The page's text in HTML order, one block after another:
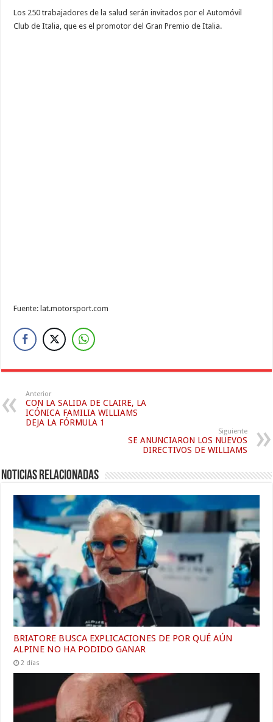
Los 250 trabajadores de la salud serán invitados por el Automóvil
Club de Italia, que es el promotor del Gran Premio de Italia.
Fuente: lat.motorsport.com
Anterior
CON LA SALIDA DE CLAIRE, LA
ICÓNICA FAMILIA WILLIAMS
DEJA LA FÓRMULA 1
Siguiente
SE ANUNCIARON LOS NUEVOS
DIRECTIVOS DE WILLIAMS
Noticias relacionadas
BRIATORE BUSCA EXPLICACIONES DE POR QUÉ AÚN
ALPINE NO HA PODIDO GANAR
2 días